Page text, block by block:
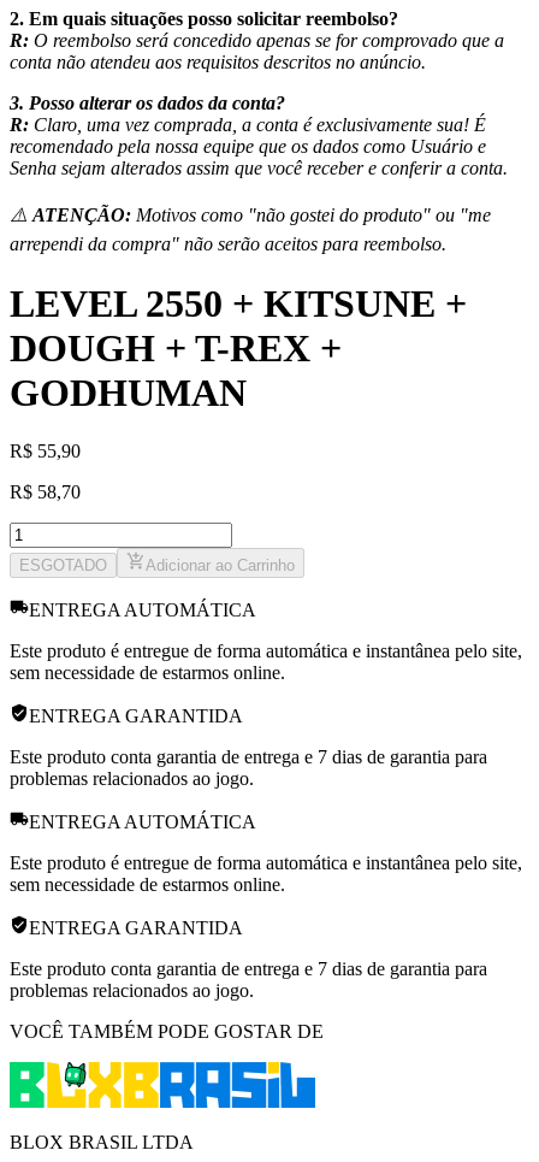
2. Em quais situações posso solicitar reembolso?
R: O reembolso será concedido apenas se for comprovado que a
conta não atendeu aos requisitos descritos no anúncio.
3. Posso alterar os dados da conta?
R: Claro, uma vez comprada, a conta é exclusivamente sua! É
recomendado pela nossa equipe que os dados como Usuário e
Senha sejam alterados assim que você receber e conferir a conta.
⚠️ ATENÇÃO: Motivos como "não gostei do produto" ou "me
arrependi da compra" não serão aceitos para reembolso.
LEVEL 2550 + KITSUNE +
DOUGH + T-REX +
GODHUMAN
R$ 55,90
R$ 58,70
ESGOTADO Adicionar ao Carrinho
ENTREGA AUTOMÁTICA
Este produto é entregue de forma automática e instantânea pelo site,
sem necessidade de estarmos online.
ENTREGA GARANTIDA
Este produto conta garantia de entrega e 7 dias de garantia para
problemas relacionados ao jogo.
ENTREGA AUTOMÁTICA
Este produto é entregue de forma automática e instantânea pelo site,
sem necessidade de estarmos online.
ENTREGA GARANTIDA
Este produto conta garantia de entrega e 7 dias de garantia para
problemas relacionados ao jogo.
VOCÊ TAMBÉM PODE GOSTAR DE
BLOX BRASIL LTDA